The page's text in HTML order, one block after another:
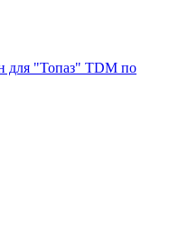
для "Топаз" TDM по